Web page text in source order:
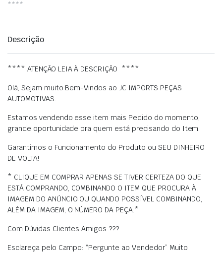
****
Descrição
**** ATENÇÃO LEIA À DESCRIÇÃO ****
Olá, Sejam muito Bem-Vindos ao JC IMPORTS PEÇAS
AUTOMOTIVAS.
Estamos vendendo esse item mais Pedido do momento,
grande oportunidade pra quem está precisando do Item.
Garantimos o Funcionamento do Produto ou SEU DINHEIRO
DE VOLTA!
* CLIQUE EM COMPRAR APENAS SE TIVER CERTEZA DO QUE
ESTÁ COMPRANDO, COMBINANDO O ITEM QUE PROCURA À
IMAGEM DO ANÚNCIO OU QUANDO POSSÍVEL COMBINANDO,
ALÉM DA IMAGEM, O NÚMERO DA PEÇA.*
Com Dúvidas Clientes Amigos ???
Esclareça pelo Campo: “Pergunte ao Vendedor” Muito